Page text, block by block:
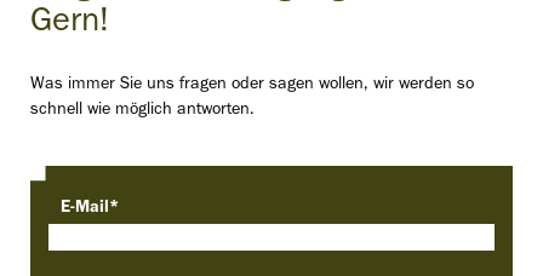
Gern!
Was immer Sie uns fragen oder sagen wollen, wir werden so
schnell wie möglich antworten.
E-Mail*